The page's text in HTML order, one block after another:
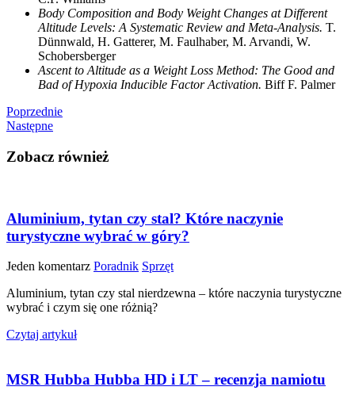
Body Composition and Body Weight Changes at Different
Altitude Levels: A Systematic Review and Meta-Analysis. T.
Dünnwald, H. Gatterer, M. Faulhaber, M. Arvandi, W.
Schobersberger
Ascent to Altitude as a Weight Loss Method: The Good and
Bad of Hypoxia Inducible Factor Activation. Biff F. Palmer
Poprzednie
Następne
Zobacz również
Aluminium, tytan czy stal? Które naczynie
turystyczne wybrać w góry?
Jeden komentarz Poradnik Sprzęt
Aluminium, tytan czy stal nierdzewna – które naczynia turystyczne
wybrać i czym się one różnią?
Czytaj artykuł
MSR Hubba Hubba HD i LT – recenzja namiotu